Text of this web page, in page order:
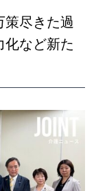
策尽きた過
など新た